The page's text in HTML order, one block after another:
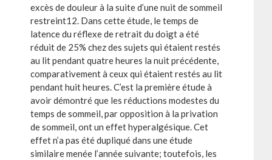
excès de douleur à la suite d’une nuit de sommeil
restreint12. Dans cette étude, le temps de
latence du réflexe de retrait du doigt a été
réduit de 25% chez des sujets qui étaient restés
au lit pendant quatre heures la nuit précédente,
comparativement à ceux qui étaient restés au lit
pendant huit heures. C’est la première étude à
avoir démontré que les réductions modestes du
temps de sommeil, par opposition à la privation
de sommeil, ont un effet hyperalgésique. Cet
effet n’a pas été dupliqué dans une étude
similaire menée l’année suivante; toutefois, les